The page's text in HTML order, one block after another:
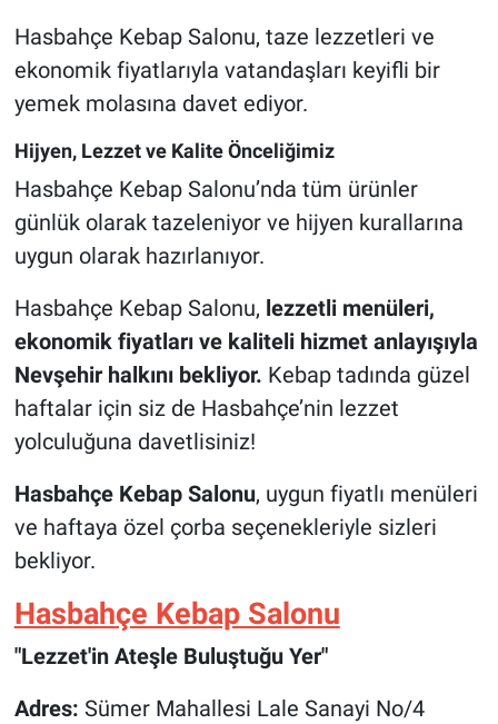
Hasbahçe Kebap Salonu, taze lezzetleri ve
ekonomik fiyatlarıyla vatandaşları keyifli bir
yemek molasına davet ediyor.
Hijyen, Lezzet ve Kalite Önceliğimiz
Hasbahçe Kebap Salonu’nda tüm ürünler
günlük olarak tazeleniyor ve hijyen kurallarına
uygun olarak hazırlanıyor.
Hasbahçe Kebap Salonu, lezzetli menüleri,
ekonomik fiyatları ve kaliteli hizmet anlayışıyla
Nevşehir halkını bekliyor. Kebap tadında güzel
haftalar için siz de Hasbahçe’nin lezzet
yolculuğuna davetlisiniz!
Hasbahçe Kebap Salonu, uygun fiyatlı menüleri
ve haftaya özel çorba seçenekleriyle sizleri
bekliyor.
Hasbahçe Kebap Salonu
"Lezzet'in Ateşle Buluştuğu Yer"
Adres: Sümer Mahallesi Lale Sanayi No/4